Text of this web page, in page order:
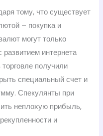
тому, что существует
– покупка и
могут только
интернета
получили
специальный счет и
Спекулянты при
неплохую прибыль,
и